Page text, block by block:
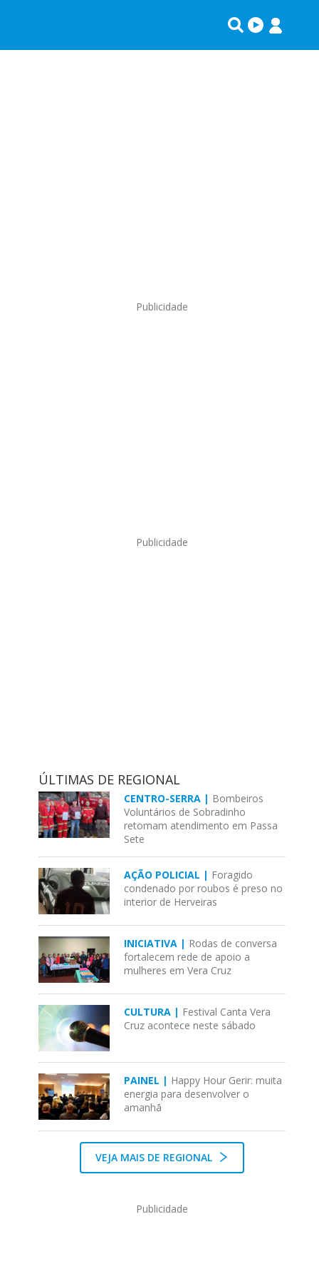
Publicidade
Publicidade
ÚLTIMAS DE REGIONAL
CENTRO-SERRA | Bombeiros
Voluntários de Sobradinho
retomam atendimento em Passa
Sete
AÇÃO POLICIAL | Foragido
condenado por roubos é preso no
interior de Herveiras
INICIATIVA | Rodas de conversa
fortalecem rede de apoio a
mulheres em Vera Cruz
CULTURA | Festival Canta Vera
Cruz acontece neste sábado
PAINEL | Happy Hour Gerir: muita
energia para desenvolver o
amanhã
VEJA MAIS DE REGIONAL
Publicidade